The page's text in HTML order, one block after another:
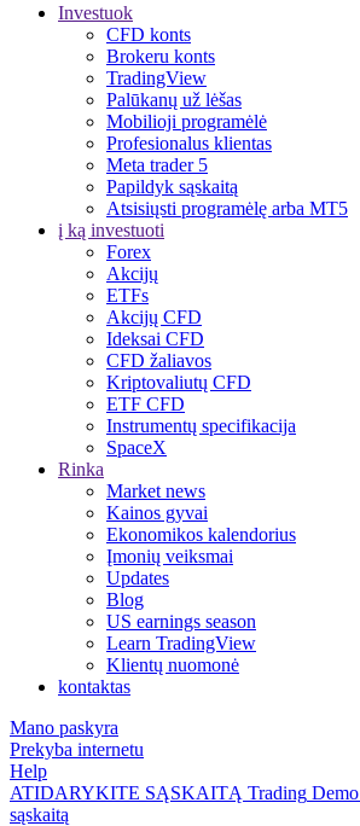
Investuok
CFD konts
Brokeru konts
TradingView
Palūkanų už lėšas
Mobilioji programėlė
Profesionalus klientas
Meta trader 5
Papildyk sąskaitą
Atsisiųsti programėlę arba MT5
į ką investuoti
Forex
Akcijų
ETFs
Akcijų CFD
Ideksai CFD
CFD žaliavos
Kriptovaliutų CFD
ETF CFD
Instrumentų specifikacija
SpaceX
Rinka
Market news
Kainos gyvai
Ekonomikos kalendorius
Įmonių veiksmai
Updates
Blog
US earnings season
Learn TradingView
Klientų nuomonė
kontaktas
Mano paskyra
Prekyba internetu
Help
ATIDARYKITE SĄSKAITĄ Trading Demo
sąskaitą